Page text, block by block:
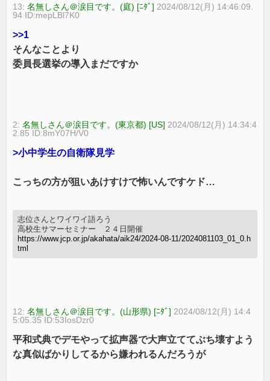
13:名無しさん＠涙目です。(庭) [ﾆﾀﾞ] 2024/08/12(月) 14:46:09.
94 ID:mepLBl7K0
>>1
そんなことより
委員長選挙の導入まだですか
2:名無しさん＠涙目です。(東京都) [US] 2024/08/12(月) 14:34:4
2.85 ID:8mY07H/V0
>小中学生の自衛隊見学
こっちの方が狙いあけすけで怖いんですケド…
志位さんとワイワイ語ろう
高校生サマーセミナー ２４日開催
https://www.jcp.or.jp/akahata/aik24/2024-08-11/2024081103_01_0.h
tml
12:名無しさん＠涙目です。(山形県) [ﾆﾀﾞ] 2024/08/12(月) 14:4
5:05.35 ID:53IosDzr0
平和式典でデモやって拡声器で大声立ててぶち壊すよう
な真似ばかりしてるから嫌われるんだろうが